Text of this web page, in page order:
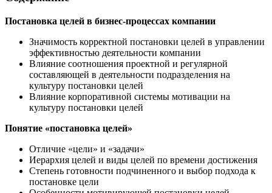
Постановка целей в бизнес-процессах компании
Значимость корректной постановки целей в управлении
эффективностью деятельности компании
Влияние соотношения проектной и регулярной
составляющей в деятельности подразделения на
культуру постановки целей
Влияние корпоративной системы мотивации на
культуру постановки целей
Понятие «постановка целей»
Отличие «цели» и «задачи»
Иерархия целей и виды целей по времени достижения
Степень готовности подчиненного и выбор подхода к
постановке цели